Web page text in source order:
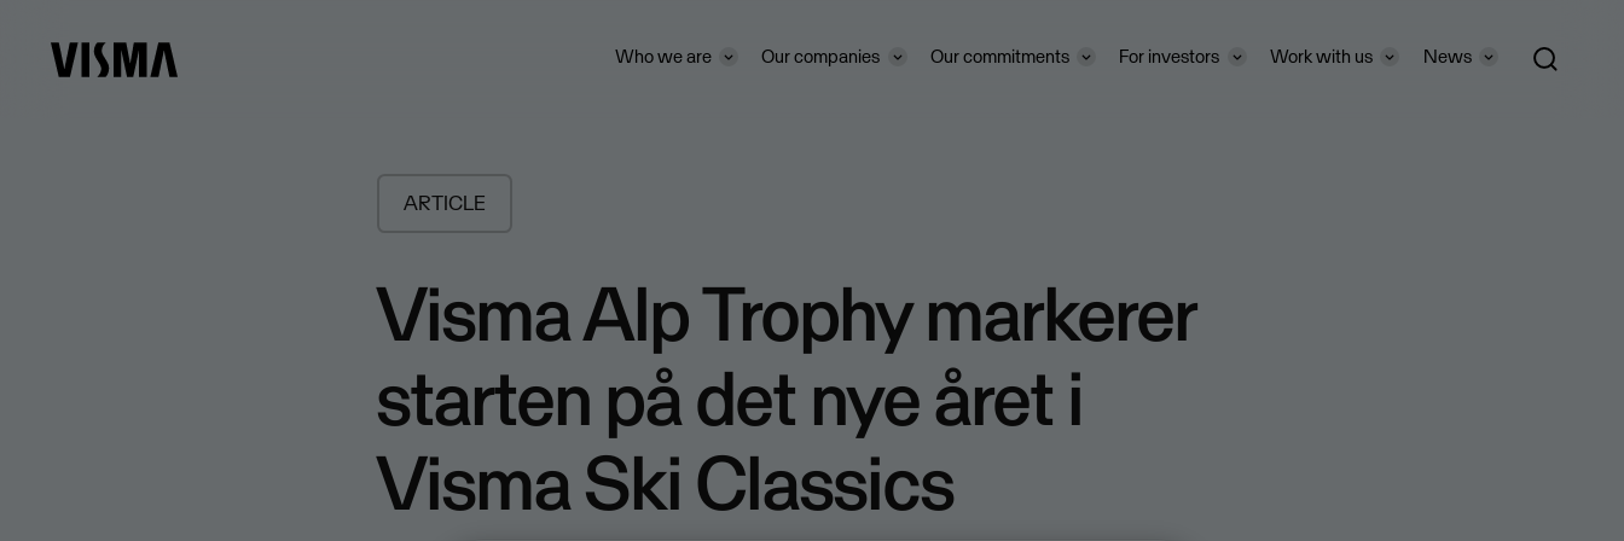
Who we are Our companies Our commitments For investors Work with us News
ARTICLE
Visma Alp Trophy markerer
starten på det nye året i
Visma Ski Classics